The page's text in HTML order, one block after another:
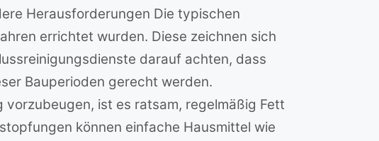
Herausforderungen Die typischen
errichtet wurden. Diese zeichnen sich
darauf achten, dass
Bauperioden gerecht werden.
ist es ratsam, regelmäßig Fett
können einfache Hausmittel wie